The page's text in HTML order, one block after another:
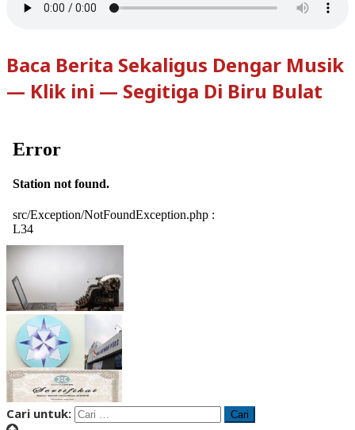
Baca Berita Sekaligus Dengar Musik
— Klik ini — Segitiga Di Biru Bulat
Cari untuk: